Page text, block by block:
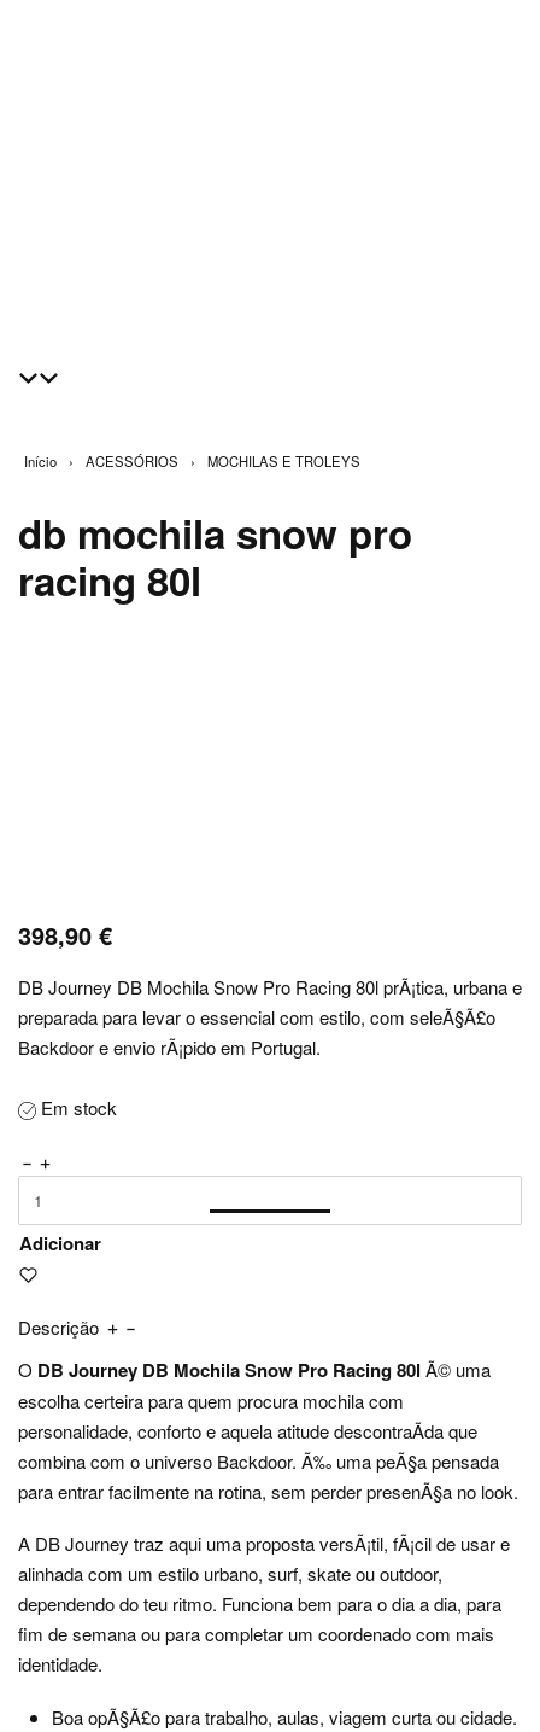
Início › ACESSÓRIOS › MOCHILAS E TROLEYS
db mochila snow pro
racing 80l
398,90 €
DB Journey DB Mochila Snow Pro Racing 80l prÃ¡tica, urbana e
preparada para levar o essencial com estilo, com seleÃ§Ã£o
Backdoor e envio rÃ¡pido em Portugal.
Em stock
Adicionar
Descrição
O DB Journey DB Mochila Snow Pro Racing 80l Ã© uma
escolha certeira para quem procura mochila com
personalidade, conforto e aquela atitude descontraÃ­da que
combina com o universo Backdoor. Ã‰ uma peÃ§a pensada
para entrar facilmente na rotina, sem perder presenÃ§a no look.
A DB Journey traz aqui uma proposta versÃ¡til, fÃ¡cil de usar e
alinhada com um estilo urbano, surf, skate ou outdoor,
dependendo do teu ritmo. Funciona bem para o dia a dia, para
fim de semana ou para completar um coordenado com mais
identidade.
Boa opÃ§Ã£o para trabalho, aulas, viagem curta ou cidade.